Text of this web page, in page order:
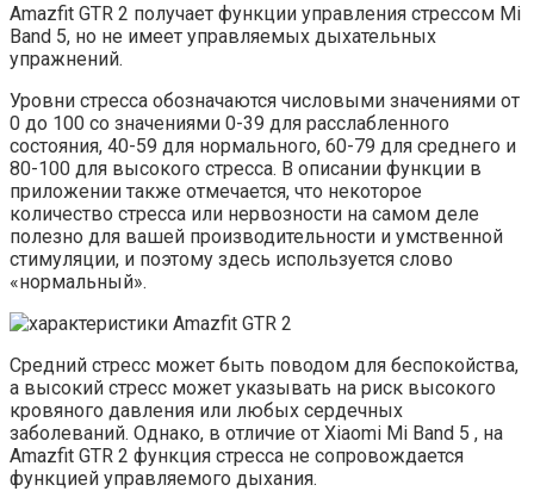
Amazfit GTR 2 получает функции управления стрессом Mi
Band 5, но не имеет управляемых дыхательных
упражнений.
Уровни стресса обозначаются числовыми значениями от
0 до 100 со значениями 0-39 для расслабленного
состояния, 40-59 для нормального, 60-79 для среднего и
80-100 для высокого стресса. В описании функции в
приложении также отмечается, что некоторое
количество стресса или нервозности на самом деле
полезно для вашей производительности и умственной
стимуляции, и поэтому здесь используется слово
«нормальный».
Средний стресс может быть поводом для беспокойства,
а высокий стресс может указывать на риск высокого
кровяного давления или любых сердечных
заболеваний. Однако, в отличие от Xiaomi Mi Band 5 , на
Amazfit GTR 2 функция стресса не сопровождается
функцией управляемого дыхания.